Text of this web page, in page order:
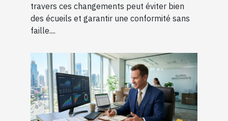
travers ces changements peut éviter bien
des écueils et garantir une conformité sans
faille....